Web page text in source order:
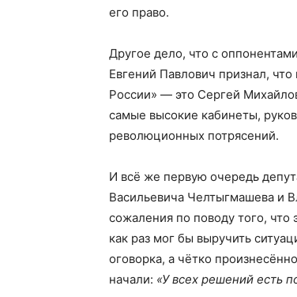
его право.
Другое дело, что с
Евгений Павлович признал,
России» — это Сергей
самые высокие кабинеты,
революционных потрясений.
И всё же первую очередь
Васильевича Челтыгмашева и
сожаления по поводу того,
как раз мог бы выручить
оговорка, а чётко
начали: «У всех решений есть